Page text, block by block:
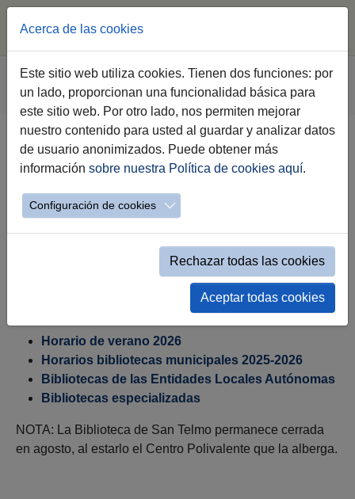
Saltar al contenido principal
Estás aquí:
Jerez.es Webs Municipales
Bibliotecas Municipales
Servicios
Horarios
Horarios de la Red de Bibliotecas
Horario de verano 2026
Horarios bibliotecas municipales 2025-2026
Bibliotecas de las Entidades Locales Autónomas
Bibliotecas especializadas
NOTA: La Biblioteca de San Telmo permanece cerrada
en agosto, al estarlo el Centro Polivalente que la alberga.
Acerca de las cookies
Este sitio web utiliza cookies. Tienen dos funciones: por
un lado, proporcionan una funcionalidad básica para
este sitio web. Por otro lado, nos permiten mejorar
nuestro contenido para usted al guardar y analizar datos
de usuario anonimizados. Puede obtener más
información sobre nuestra Política de cookies aquí.
Configuración de cookies
Rechazar todas las cookies
Aceptar todas cookies